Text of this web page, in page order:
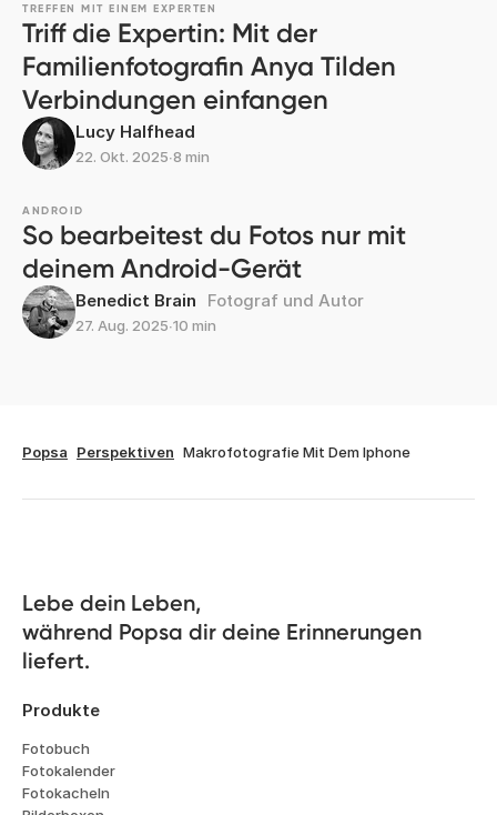
TREFFEN MIT EINEM EXPERTEN
Triff die Expertin: Mit der
Familienfotografin Anya Tilden
Verbindungen einfangen
Lucy Halfhead
22. Okt. 2025∙8 min
ANDROID
So bearbeitest du Fotos nur mit
deinem Android-Gerät
Benedict Brain Fotograf und Autor
27. Aug. 2025∙10 min
Popsa Perspektiven Makrofotografie Mit Dem Iphone
Lebe dein Leben,
während Popsa dir deine Erinnerungen
liefert.
Produkte
Fotobuch
Fotokalender
Fotokacheln